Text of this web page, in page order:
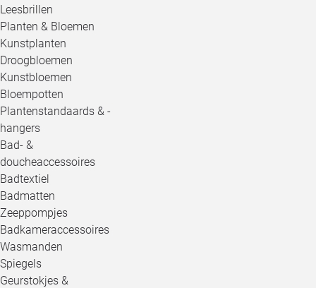
Leesbrillen
Planten & Bloemen
Kunstplanten
Droogbloemen
Kunstbloemen
Bloempotten
Plantenstandaards & -
hangers
Bad- &
doucheaccessoires
Badtextiel
Badmatten
Zeeppompjes
Badkameraccessoires
Wasmanden
Spiegels
Geurstokjes &